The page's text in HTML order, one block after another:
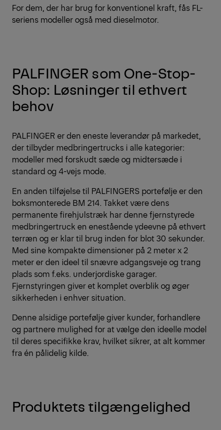
For dem, der har brug for konventionel kraft, fås FL-
seriens modeller også med dieselmotor.
PALFINGER som One-Stop-
Shop: Løsninger til ethvert
behov
PALFINGER er den eneste leverandør på markedet,
der tilbyder medbringertrucks i alle kategorier:
modeller med forskudt sæde og midtersæde i
standard og 4-vejs mode.
En anden tilføjelse til PALFINGERS portefølje er den
boksmonterede BM 214. Takket være dens
permanente firehjulstræk har denne fjernstyrede
medbringertruck en enestående ydeevne på ethvert
terræn og er klar til brug inden for blot 30 sekunder.
Med sine kompakte dimensioner på 2 meter x 2
meter er den ideel til snævre adgangsveje og trang
plads som f.eks. underjordiske garager.
Fjernstyringen giver et komplet overblik og øger
sikkerheden i enhver situation.
Denne alsidige portefølje giver kunder, forhandlere
og partnere mulighed for at vælge den ideelle model
til deres specifikke krav, hvilket sikrer, at alt kommer
fra én pålidelig kilde.
Produktets tilgængelighed